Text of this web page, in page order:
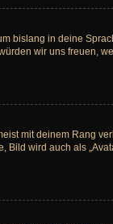
bislang in deine
wir uns freuen,
mit deinem Rang
wird auch als